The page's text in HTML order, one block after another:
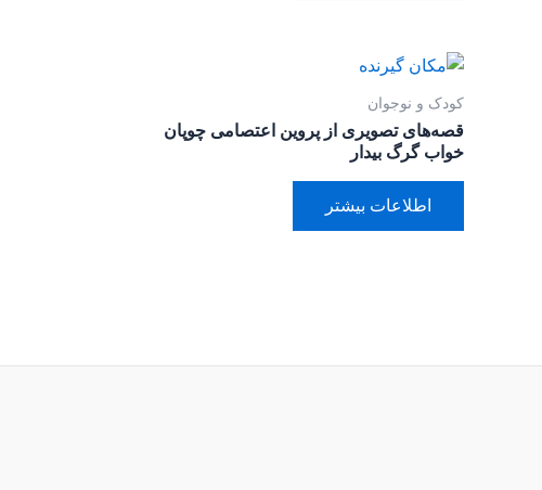
کودک و نوجوان
قصه‌های تصویری از پروین اعتصامی چوپان
خواب گرگ بیدار
اطلاعات بیشتر